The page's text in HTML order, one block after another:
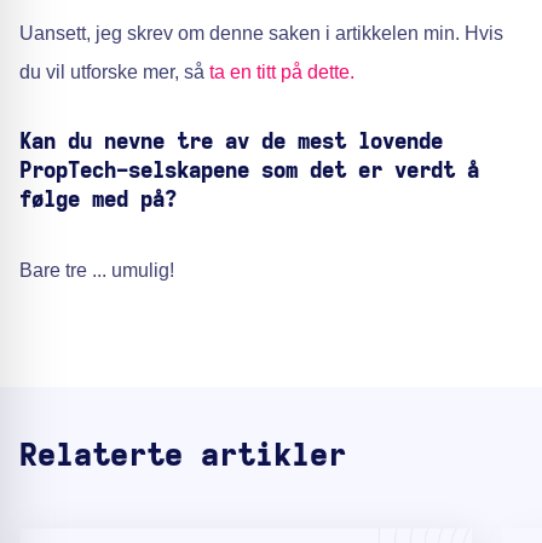
Uansett, jeg skrev om denne saken i artikkelen min. Hvis
du vil utforske mer, så ta en titt på dette.
Kan du nevne tre av de mest lovende
PropTech-selskapene som det er verdt å
følge med på?
Bare tre ... umulig!
Relaterte artikler